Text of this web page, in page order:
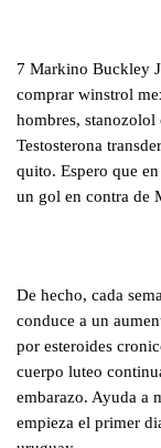
7 Markino Buckley
comprar winstrol
hombres, stanozolol
Testosterona
quito. Espero que
un gol en contra de
De hecho, cada
conduce a un
por esteroides
cuerpo luteo
embarazo. Ayuda a
empieza el primer